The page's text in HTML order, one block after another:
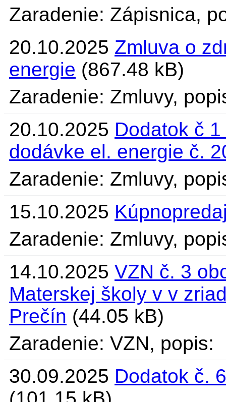
Zaradenie: Zápisnica,
20.10.2025 Zmluva o
energie (867.48 kB)
Zaradenie: Zmluvy,
20.10.2025 Dodatok č
dodávke el. energie č.
Zaradenie: Zmluvy,
15.10.2025
Zaradenie: Zmluvy,
14.10.2025 VZN č. 3
Materskej školy v v
Prečín (44.05 kB)
Zaradenie: VZN, popis:
30.09.2025 Dodatok č.